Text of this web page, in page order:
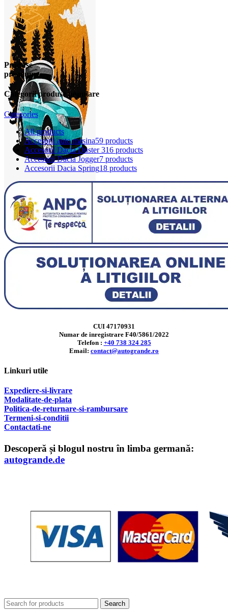
items 0,00lei
Produse
premium
Categorii produse populare
Categories
Allproducts
Accesorii auto masina59 products
Accesorii Dacia Duster 316 products
Accesorii Dacia Jogger7 products
Accesorii Dacia Spring18 products
CUI 47170931
Numar de inregistrare F40/5861/2022
Telefon : +40 738 324 285
Email: contact@autogrande.ro
Linkuri utile
Expediere-si-livrare
Modalitate-de-plata
Politica-de-returnare-si-rambursare
Termeni-si-conditii
Contactati-ne
Descoperă și blogul nostru în limba germană:
autogrande.de
Search